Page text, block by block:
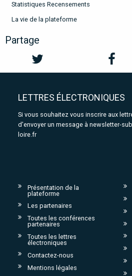
Statistiques Recensements
La vie de la plateforme
Partage
LETTRES ÉLECTRONIQUES
Si vous souhaitez vous inscrire aux
d'envoyer un message à newsletter-
loire.fr
Présentation de la
plateforme
Les partenaires
Toutes les conférences
partenaires
Toutes les lettres
électroniques
Contactez-nous
Mentions légales